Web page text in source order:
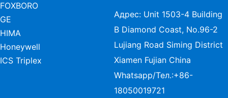
FOXBORO
GE
HIMA
Honeywell
ICS Triplex
Адрес: Unit 1503-4 Building
B Diamond Coast, No.96-2
Lujiang Road Siming District
Xiamen Fujian China
Whatsapp/Тел.:+86-
18050019721